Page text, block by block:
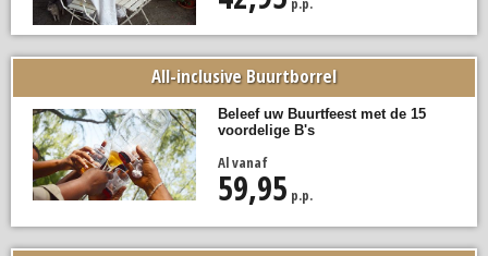
All-inclusive Buurtborrel
Beleef uw Buurtfeest met de 15
voordelige B's
Al vanaf
59,95 p.p.